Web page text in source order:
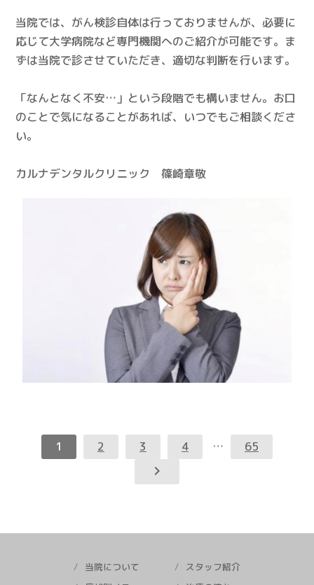
当院では、がん検診自体は行っておりませんが、必要に
応じて大学病院など専門機関へのご紹介が可能です。ま
ずは当院で診させていただき、適切な判断を行います。
「なんとなく不安…」という段階でも構いません。お口
のことで気になることがあれば、いつでもご相談くださ
い。
カルナデンタルクリニック 篠崎章敬
1 2 3 4 … 65
keyboard_arrow_right
当院について
スタッフ紹介